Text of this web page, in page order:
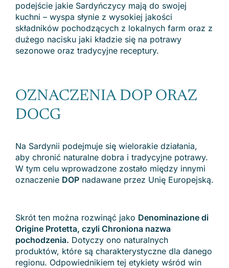
podejście jakie Sardyńczycy mają do swojej
kuchni – wyspa słynie z wysokiej jakości
składników pochodzących z lokalnych farm oraz z
dużego nacisku jaki kładzie się na potrawy
sezonowe oraz tradycyjne receptury.
OZNACZENIA DOP ORAZ
DOCG
Na Sardynii podejmuje się wielorakie działania,
aby chronić naturalne dobra i tradycyjne potrawy.
W tym celu wprowadzone zostało między innymi
oznaczenie DOP nadawane przez Unię Europejską.
Skrót ten można rozwinąć jako Denominazione di
Origine Protetta, czyli Chroniona nazwa
pochodzenia. Dotyczy ono naturalnych
produktów, które są charakterystyczne dla danego
regionu. Odpowiednikiem tej etykiety wśród win